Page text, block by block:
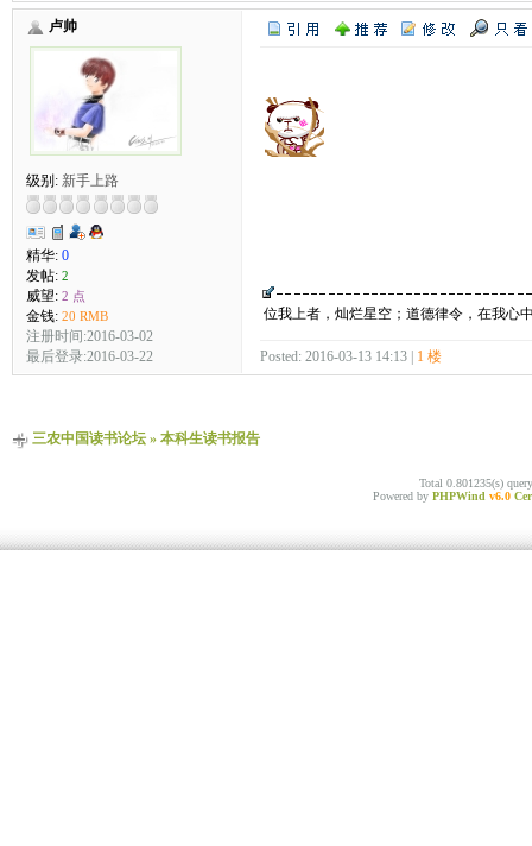
卢帅
级别: 新手上路
精华: 0
发帖: 2
威望: 2 点
金钱: 20 RMB
注册时间:2016-03-02
最后登录:2016-03-22
位我上者，灿烂星空；道德律令，在我心
Posted: 2016-03-13 14:13 | 1 楼
三农中国读书论坛» 本科生读书报告
Total 0.801235(s)
Powered by PHPWind v6.0